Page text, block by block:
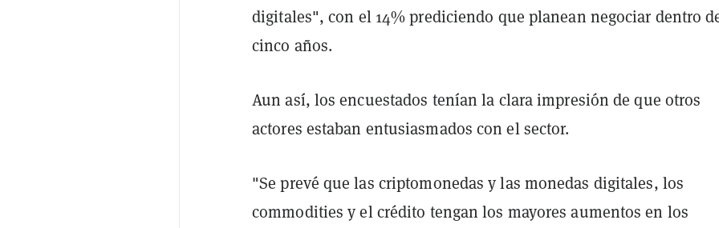
digitales", con el 14% prediciendo que planean negociar dentro
cinco años.
Aun así, los encuestados tenían la clara impresión de que otros
actores estaban entusiasmados con el sector.
"Se prevé que las criptomonedas y las monedas digitales, los
commodities y el crédito tengan los mayores aumentos en los